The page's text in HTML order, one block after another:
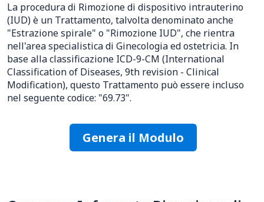
La procedura di Rimozione di dispositivo intrauterino
(IUD) è un Trattamento, talvolta denominato anche
"Estrazione spirale" o "Rimozione IUD", che rientra
nell'area specialistica di Ginecologia ed ostetricia. In
base alla classificazione ICD-9-CM (International
Classification of Diseases, 9th revision - Clinical
Modification), questo Trattamento può essere incluso
nel seguente codice: "69.73".
Genera il Modulo